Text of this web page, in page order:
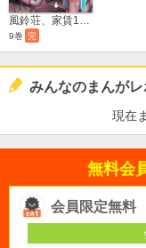
9巻 完
みんなのまんがレ
現在
無料会
会員限定無料